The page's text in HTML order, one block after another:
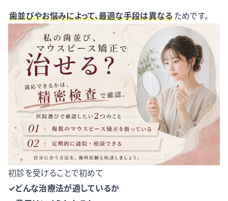
歯並びやお悩みによって、最適な手段は異なるためです。
初診を受けることで初めて
✓どんな治療法が適しているか